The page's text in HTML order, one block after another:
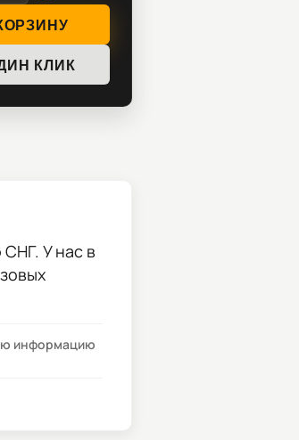
КЛИК
У нас в
информацию